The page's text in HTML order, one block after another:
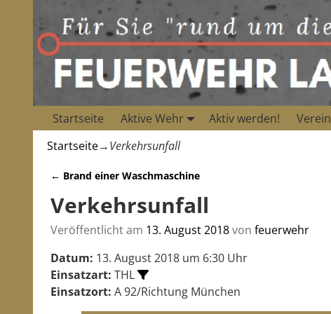
Startseite Aktive Wehr Aktiv werden! Verein
Startseite→Verkehrsunfall
← Brand einer Waschmaschine
Verkehrsunfall
Veröffentlicht am 13. August 2018von feuerwehr
Datum: 13. August 2018 um 6:30 Uhr
Einsatzart: THL
Einsatzort: A 92/Richtung München